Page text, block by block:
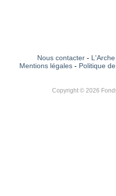
Nous contacter-
Mentions légales - Politique
Copyright © 2026